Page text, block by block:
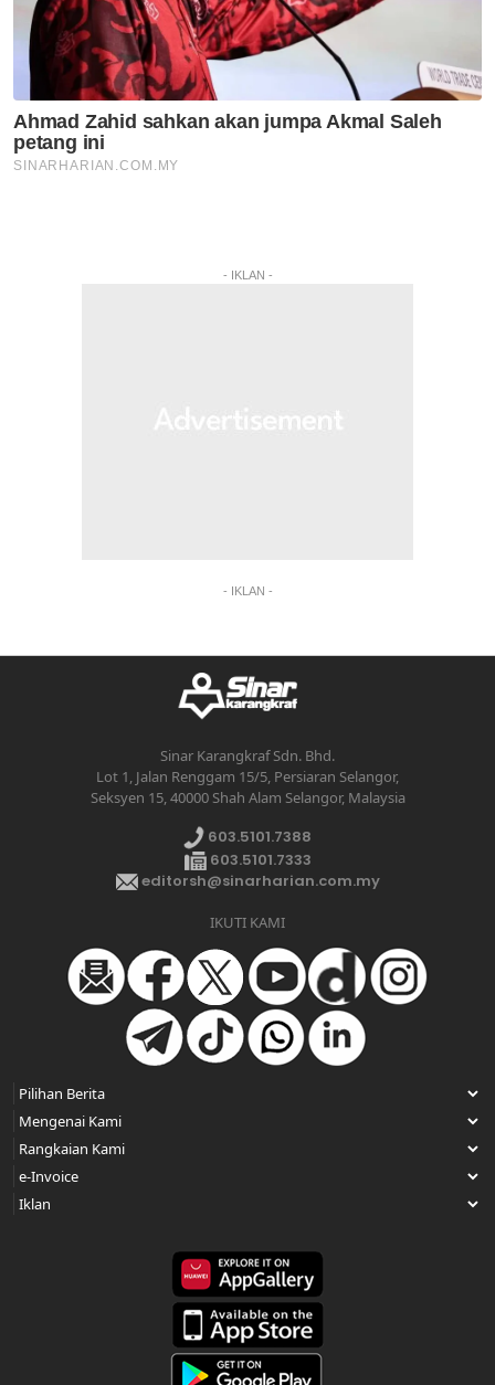
- IKLAN -
- IKLAN -
Sinar Karangkraf Sdn. Bhd.
Lot 1, Jalan Renggam 15/5, Persiaran Selangor,
Seksyen 15, 40000 Shah Alam Selangor, Malaysia
603.5101.7388
603.5101.7333
editorsh@sinarharian.com.my
IKUTI KAMI